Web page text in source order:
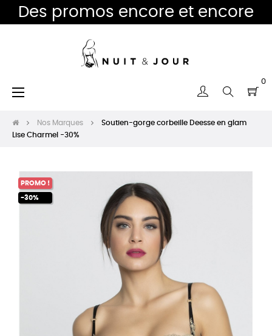
Des promos encore et encore
0
Basculer
☰
Nos Marques
Soutien-gorge corbeille Deesse en glam
Lise Charmel -30%
PROMO !
-30%